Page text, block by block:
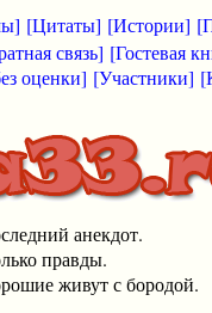
[Цитаты] [Истории]
связь] [Гостевая
оценки] [Участники]
анекдот.
правды.
живут с бородой.